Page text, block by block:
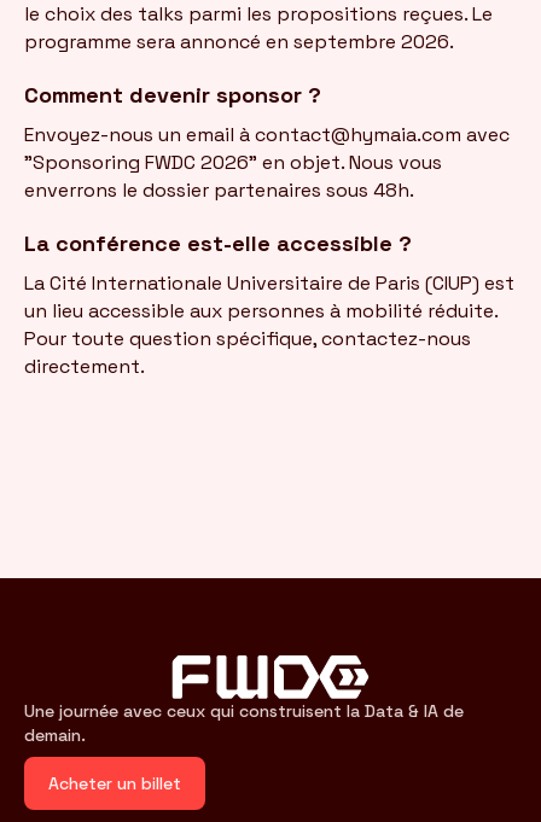
le choix des talks parmi les propositions reçues. Le
programme sera annoncé en septembre 2026.
Comment devenir sponsor ?
Envoyez-nous un email à contact@hymaia.com avec
"Sponsoring FWDC 2026" en objet. Nous vous
enverrons le dossier partenaires sous 48h.
La conférence est-elle accessible ?
La Cité Internationale Universitaire de Paris (CIUP) est
un lieu accessible aux personnes à mobilité réduite.
Pour toute question spécifique, contactez-nous
directement.
Une journée avec ceux qui construisent la Data & IA de
demain.
Acheter un billet